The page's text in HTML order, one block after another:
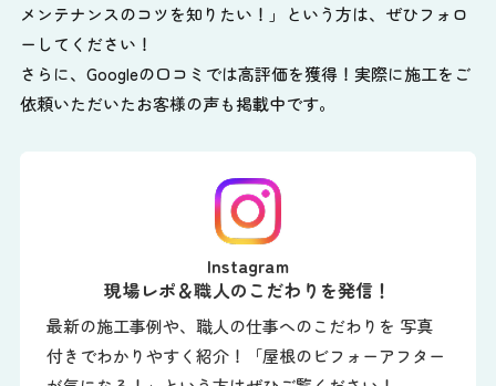
メンテナンスのコツを知りたい！」という方は、ぜひフォロ
ーしてください！
さらに、Googleの口コミでは高評価を獲得！実際に施工をご
依頼いただいたお客様の声も掲載中です。
Instagram
現場レポ＆職人のこだわりを発信！
最新の施工事例や、職人の仕事へのこだわりを 写真
付きでわかりやすく紹介！「屋根のビフォーアフター